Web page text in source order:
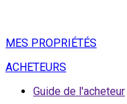
MES PROPRIÉTÉS
ACHETEURS
Guide de l'acheteur